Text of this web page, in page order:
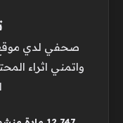
صحفي لدي موقع
واتمني اثراء